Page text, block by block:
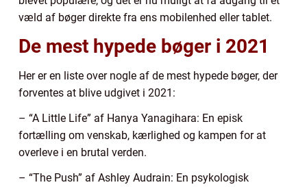
væld af bøger direkte fra ens mobilenhed eller tablet.
De mest hypede bøger i 2021
Her er en liste over nogle af de mest hypede bøger, der
forventes at blive udgivet i 2021:
– “A Little Life” af Hanya Yanagihara: En episk
fortælling om venskab, kærlighed og kampen for at
overleve i en brutal verden.
– “The Push” af Ashley Audrain: En psykologisk